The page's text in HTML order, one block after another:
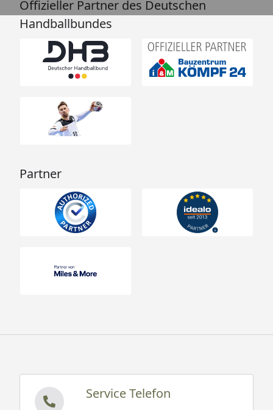
Offizieller Partner des Deutschen
Handballbundes
Partner
Service Telefon